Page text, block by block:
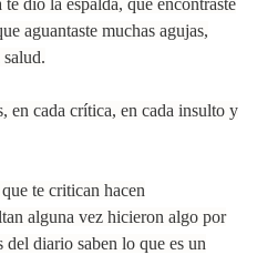
dio la espalda, que encontraste
aguantaste muchas agujas,
en cada crítica, en cada insulto y
te critican hacen
alguna vez hicieron algo por
del diario saben lo que es un